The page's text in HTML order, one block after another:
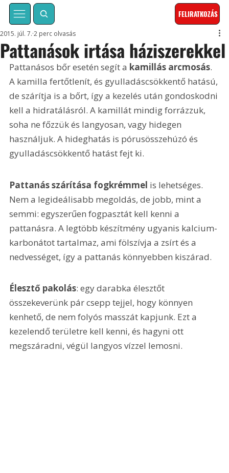
FELIRATKOZÁS
Pattanások irtása háziszerekkel
2015. júl. 7. 2 perc olvasás
Pattanásos bőr esetén segít a kamillás arcmosás.
A kamilla fertőtlenít, és gyulladáscsökkentő hatású,
de szárítja is a bőrt, így a kezelés után gondoskodni
kell a hidratálásról. A kamillát mindig forrázzuk,
soha ne főzzük és langyosan, vagy hidegen
használjuk. A hideghatás is pórusösszehúzó és
gyulladáscsökkentő hatást fejt ki.
Pattanás szárítása fogkrémmel is lehetséges.
Nem a legideálisabb megoldás, de jobb, mint a
semmi: egyszerűen fogpasztát kell kenni a
pattanásra. A legtöbb készítmény ugyanis kalcium-
karbonátot tartalmaz, ami fölszívja a zsírt és a
nedvességet, így a pattanás könnyebben kiszárad.
Élesztő pakolás: egy darabka élesztőt
összekeverünk pár csepp tejjel, hogy könnyen
kenhető, de nem folyós masszát kapjunk. Ezt a
kezelendő területre kell kenni, és hagyni ott
megszáradni, végül langyos vízzel lemosni.